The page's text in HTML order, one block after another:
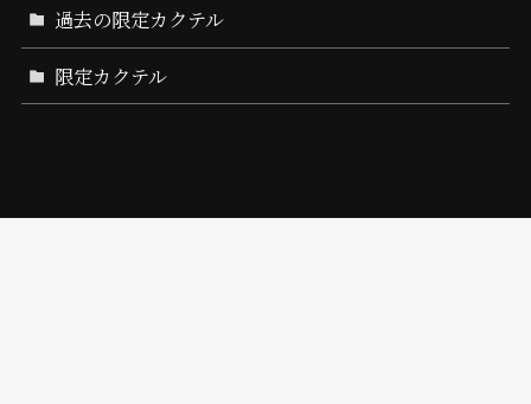
過去の限定カクテル
限定カクテル